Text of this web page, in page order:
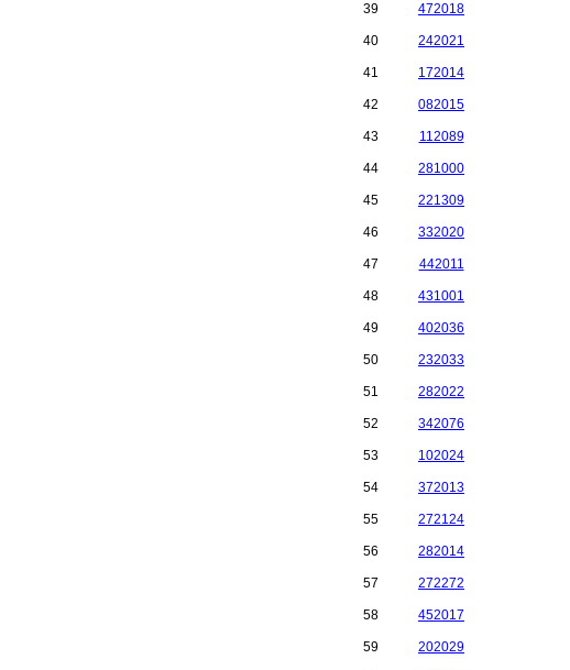
39 472018
40 242021
41 172014
42 082015
43 112089
44 281000
45 221309
46 332020
47 442011
48 431001
49 402036
50 232033
51 282022
52 342076
53 102024
54 372013
55 272124
56 282014
57 272272
58 452017
59 202029